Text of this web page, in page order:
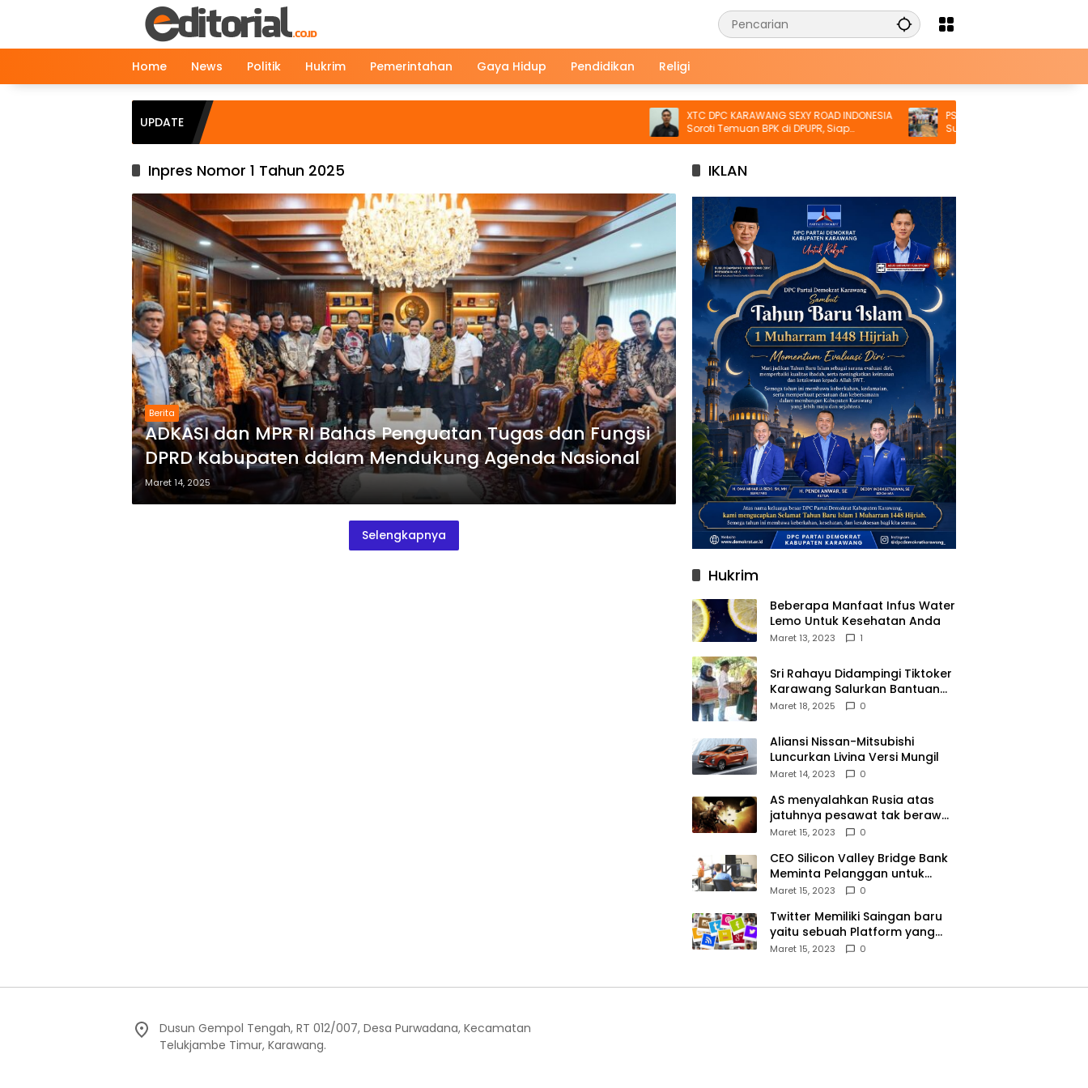
Home
News Politik Hukrim Pemerintahan Gaya Hidup Pendidikan Religi
UPDATE
XTC DPC KARAWANG SEXY ROAD INDONESIA
Soroti Temuan BPK di DPUPR, Siap
Geruduk Kantor dan Lapor ke Kejati
PSI Karawang Salurkan Air Bersih
Susu Gratis untuk Warga
Kekeringan di Karawang Selatan
Inpres Nomor 1 Tahun 2025
Berita
ADKASI dan MPR RI Bahas Penguatan Tugas dan Fungsi
DPRD Kabupaten dalam Mendukung Agenda Nasional
Maret 14, 2025
Selengkapnya
IKLAN
Hukrim
Beberapa Manfaat Infus Water
Lemo Untuk Kesehatan Anda
Maret 13, 2023 1
Sri Rahayu Didampingi Tiktoker
Karawang Salurkan Bantuan
untuk Warga Dusun Kampek
Maret 18, 2025 0
Aliansi Nissan-Mitsubishi
Luncurkan Livina Versi Mungil
Maret 14, 2023 0
AS menyalahkan Rusia atas
jatuhnya pesawat tak berawak
di Laut Hitam, Moskow
Maret 15, 2023 0
CEO Silicon Valley Bridge Bank
Meminta Pelanggan untuk
menyetor ulang dana Mereka
Maret 15, 2023 0
Twitter Memiliki Saingan baru
yaitu sebuah Platform yang
dibuat oleh Meta
Maret 15, 2023 0
Dusun Gempol Tengah, RT 012/007, Desa Purwadana, Kecamatan
Telukjambe Timur, Karawang.